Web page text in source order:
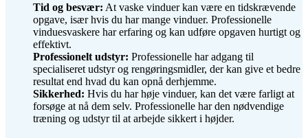
Tid og besvær: At vaske vinduer kan være en tidskrævende
opgave, især hvis du har mange vinduer. Professionelle
vinduesvaskere har erfaring og kan udføre opgaven hurtigt og
effektivt.
Professionelt udstyr: Professionelle har adgang til
specialiseret udstyr og rengøringsmidler, der kan give et bedre
resultat end hvad du kan opnå derhjemme.
Sikkerhed: Hvis du har høje vinduer, kan det være farligt at
forsøge at nå dem selv. Professionelle har den nødvendige
træning og udstyr til at arbejde sikkert i højder.